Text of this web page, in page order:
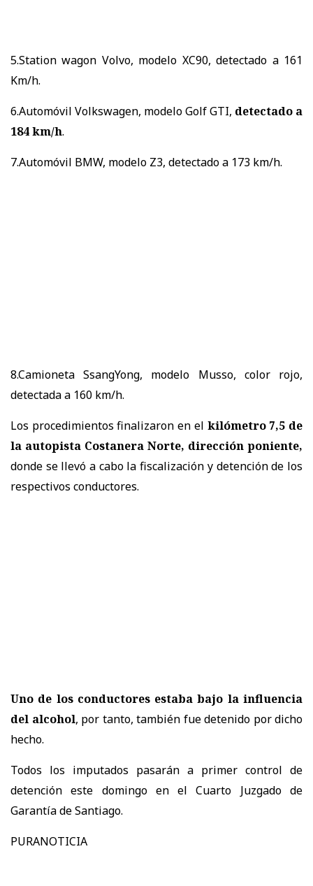
5.Station wagon Volvo, modelo XC90, detectado a 161
Km/h.
6.Automóvil Volkswagen, modelo Golf GTI, detectado a
184 km/h.
7.Automóvil BMW, modelo Z3, detectado a 173 km/h.
8.Camioneta SsangYong, modelo Musso, color rojo,
detectada a 160 km/h.
Los procedimientos finalizaron en el kilómetro 7,5 de
la autopista Costanera Norte, dirección poniente,
donde se llevó a cabo la fiscalización y detención de los
respectivos conductores.
Uno de los conductores estaba bajo la influencia
del alcohol, por tanto, también fue detenido por dicho
hecho.
Todos los imputados pasarán a primer control de
detención este domingo en el Cuarto Juzgado de
Garantía de Santiago.
PURANOTICIA